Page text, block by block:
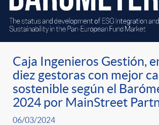
Caja Ingenieros Gestión,
diez gestoras con mejor
sostenible según el
2024 por MainStreet
06/03/2024